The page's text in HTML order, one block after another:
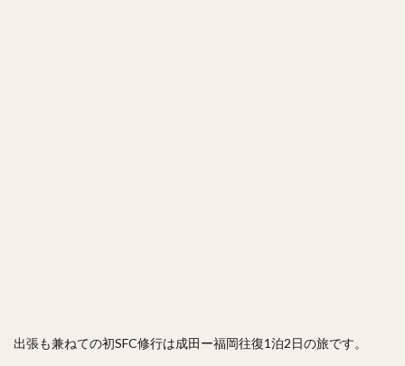
出張も兼ねての初SFC修行は成田ー福岡往復1泊2日の旅です。